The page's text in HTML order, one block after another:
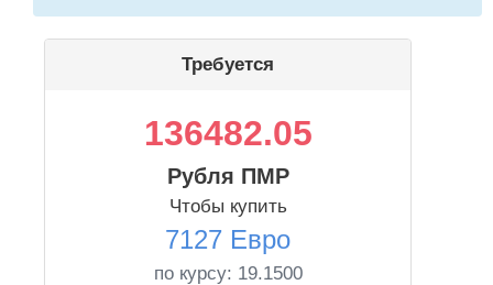
Требуется
136482.05
Рубля ПМР
Чтобы купить
7127 Евро
по курсу: 19.1500